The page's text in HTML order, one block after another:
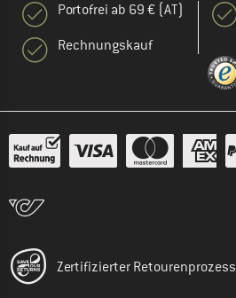
Portofrei ab 69 € (AT)
Rechnungskauf
Zertifizierter Retourenprozess